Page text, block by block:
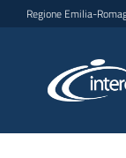
Vai al contenuto
Vai alla navigazione
Vai al footer
Regione Emilia-